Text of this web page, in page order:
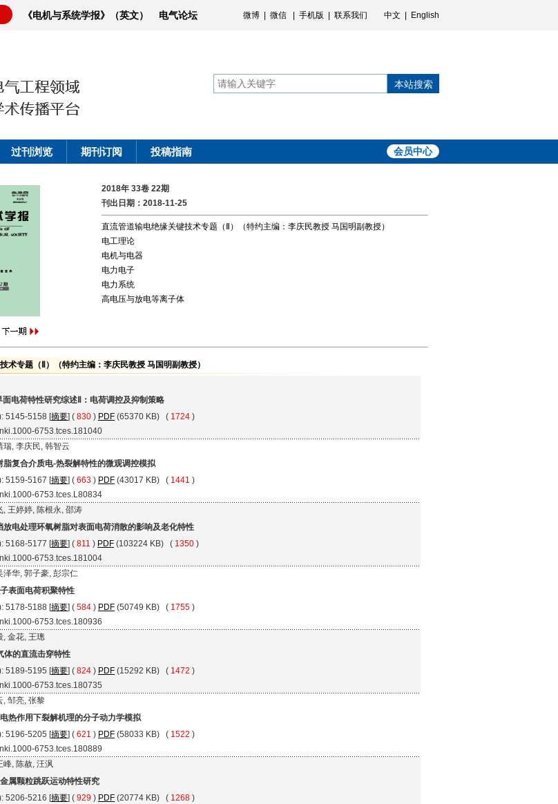
《电机与系统学报》（英文） 电气论坛 微博 微信 手机版 联系我们 中文 English
本站搜索
过刊浏览 期刊订阅 投稿指南 会员中心
2018年 33卷 22期
刊出日期：2018-11-25
直流管道输电绝缘关键技术专题（Ⅱ）（特约主编：李庆民教授 马国明副教授）
电工理论
电机与电器
电力电子
电力系统
高电压与放电等离子体
术专题（Ⅱ）（特约主编：李庆民教授 马国明副教授）
电荷特性研究综述Ⅱ：电荷调控及抑制策略
5145-5158 [摘要] ( 830 ) PDF (65370 KB) ( 1724 )
6753.tces.181040
瑞, 李庆民, 韩智云
脂复合介质电-热裂解特性的微观调控模拟
5159-5167 [摘要] ( 663 ) PDF (43017 KB) ( 1441 )
6753.tces.L80834
, 王婷婷, 陈根永, 邵涛
放电处理环氧树脂对表面电荷消散的影响及老化特性
5168-5177 [摘要] ( 811 ) PDF (103224 KB) ( 1350 )
6753.tces.181004
泽华, 郭子豪, 彭宗仁
表面电荷积聚特性
5178-5188 [摘要] ( 584 ) PDF (50749 KB) ( 1755 )
6753.tces.180936
, 金花, 王璁
体的直流击穿特性
5189-5195 [摘要] ( 824 ) PDF (15292 KB) ( 1472 )
6753.tces.180735
, 邹亮, 张黎
热作用下裂解机理的分子动力学模拟
5196-5205 [摘要] ( 621 ) PDF (58033 KB) ( 1522 )
6753.tces.180889
峰, 陈赦, 汪沨
属颗粒跳跃运动特性研究
5206-5216 [摘要] ( 929 ) PDF (20774 KB) ( 1268 )